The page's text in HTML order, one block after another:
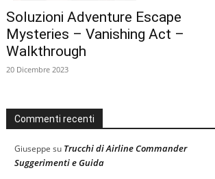
Soluzioni Adventure Escape
Mysteries – Vanishing Act –
Walkthrough
20 Dicembre 2023
Commenti recenti
Giuseppe su Trucchi di Airline Commander
Suggerimenti e Guida